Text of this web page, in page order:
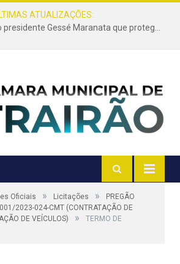
ATUALIZAÇÕES:
Projeto de autoria do presidente Gessé Maranata que protege as estradas vicinais de Trairão é transformado em lei
Oficiais » Licitações »
PREGÃO
001/2023-024-CMT (CONTRATAÇÃO DE
DE VEÍCULOS)
»
TERMO DE